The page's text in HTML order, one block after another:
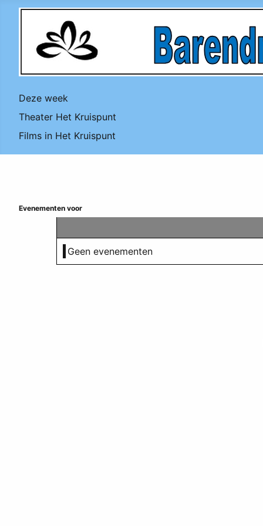
Deze week
Theater Het Kruispunt
Films in Het Kruispunt
Evenementen voor
Geen evenementen